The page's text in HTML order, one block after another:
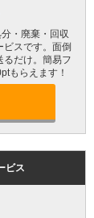
・廃棄・回収
スです。面倒
るだけ。簡易フ
もらえます！
ビス